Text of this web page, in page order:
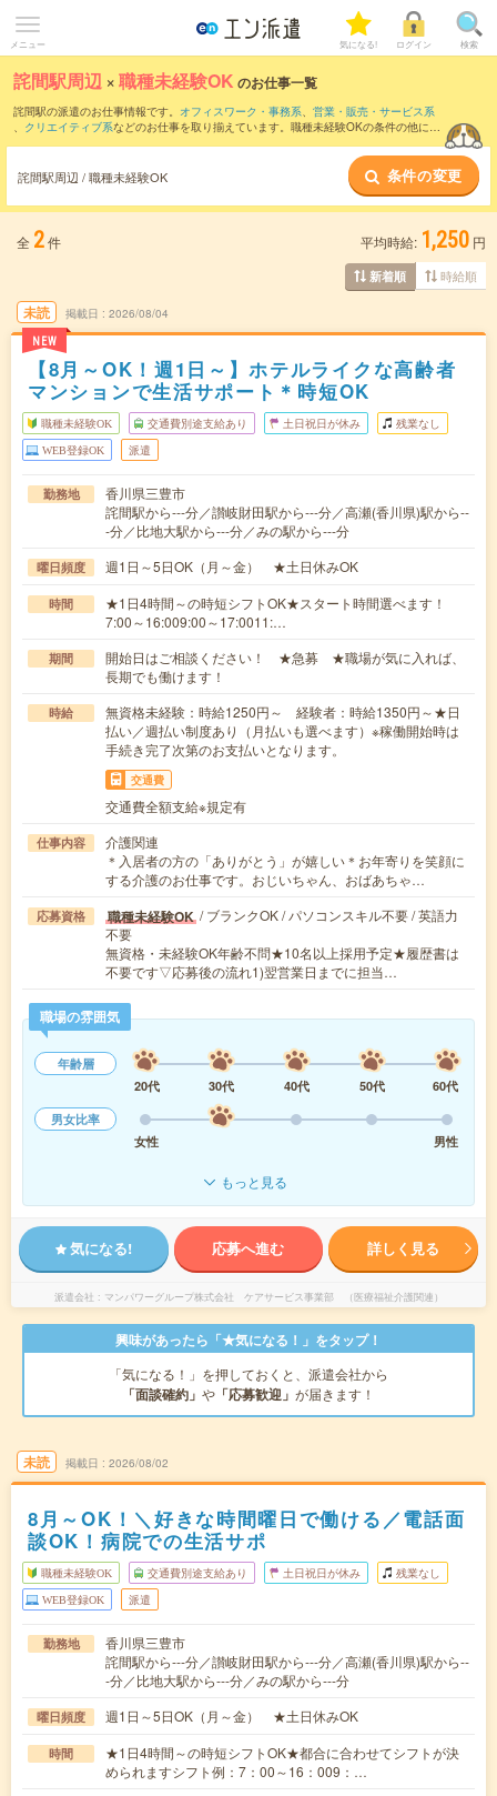
メニュー 気になる! ログイン 検索
詫間駅周辺 ×職種未経験OK のお仕事一覧
詫間駅の派遣のお仕事情報です。 オフィスワーク・事務系、 営業・販売・サービス系
、 クリエイティブ系などのお仕事を取り揃えています。職種未経験OKの条件の他に、
詫間駅周辺 / 職種未経験OK 条件の変更
全 2件 平均時給: 1,250 円
新着順 時給順
未読
NEW
掲載日 2026/08/04
【8月～OK！週1日～】ホテルライクな高齢者
マンションで生活サポート＊時短OK
職種未経験OK 交通費別途支給あり 土日祝日が休み 残業なし
WEB登録OK 派遣
勤務地
香川県三豊市
詫間駅から---分／讃岐財田駅から---分／高瀬(香川県)駅から--
-分／比地大駅から---分／みの駅から---分
曜日頻度 週1日～5日OK（月～金） ★土日休みOK
時間
★1日4時間～の時短シフトOK★スタート時間選べます！
7:00～16:009:00～17:0011:…
期間
開始日はご相談ください！ ★急募 ★職場が気に入れば、
長期でも働けます！
時給
無資格未経験：時給1250円～ 経験者：時給1350円～★日
払い／週払い制度あり（月払いも選べます）※稼働開始時は
手続き完了次第のお支払いとなります。
交通費
交通費全額支給※規定有
仕事内容
介護関連
＊入居者の方の「ありがとう」が嬉しい＊お年寄りを笑顔に
する介護のお仕事です。おじいちゃん、おばあちゃ…
応募資格 職種未経験OK / ブランクOK / パソコンスキル不要 / 英語力
不要
無資格・未経験OK年齢不問★10名以上採用予定★履歴書は
不要です▽応募後の流れ1)翌営業日までに担当…
職場の雰囲気
年齢層
20代
30代 40代 50代
60代
男女比率
女性
男性
もっと見る
気になる! 応募へ進む 詳しく見る
派遣会社 マンパワーグループ株式会社 ケアサービス事業部 （医療福祉介護関連）
興味があったら「★気になる！」をタップ！
「気になる！」を押しておくと、派遣会社から
「面談確約」 や 「応募歓迎」 が届きます！
未読 掲載日 2026/08/02
8月～OK！＼好きな時間曜日で働ける／電話面
談OK！病院での生活サポ
職種未経験OK 交通費別途支給あり 土日祝日が休み 残業なし
WEB登録OK 派遣
勤務地
香川県三豊市
詫間駅から---分／讃岐財田駅から---分／高瀬(香川県)駅から--
-分／比地大駅から---分／みの駅から---分
曜日頻度 週1日～5日OK（月～金） ★土日休みOK
時間
★1日4時間～の時短シフトOK★都合に合わせてシフトが決
められますシフト例：7：00～16：009：…